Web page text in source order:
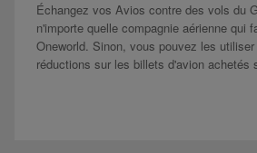
Échangez vos Avios contre des vols du
n'importe quelle compagnie aérienne qui
Oneworld. Sinon, vous pouvez les
réductions sur les billets d'avion achetés